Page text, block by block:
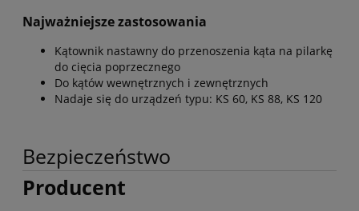
Najważniejsze zastosowania
Kątownik nastawny do przenoszenia kąta na pilarkę
do cięcia poprzecznego
Do kątów wewnętrznych i zewnętrznych
Nadaje się do urządzeń typu: KS 60, KS 88, KS 120
Bezpieczeństwo
Producent